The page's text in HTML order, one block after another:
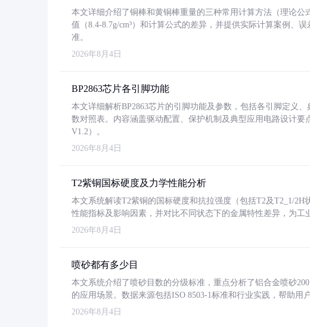
本文详细介绍了铜棒和黄铜棒重量的三种常用计算方法（理论
值（8.4-8.7g/cm³）和计算公式的差异，并提供实际计算案例、
准。
2026年8月4日
BP2863芯片各引脚功能
本文详细解析BP2863芯片的引脚功能及参数，包括各引脚定义
数对照表。内容涵盖驱动配置、保护机制及典型应用电路设计
V1.2）。
2026年8月4日
T2紫铜国标硬度及力学性能分析
本文系统解读T2紫铜的国标硬度和抗拉强度（包括T2及T2_1/2H
性能指标及影响因素，并对比不同状态下的金属特性差异，为工
2026年8月4日
喷砂都有多少目
本文系统介绍了喷砂目数的分级标准，重点分析了铝合金喷砂
的应用场景。数据来源包括ISO 8503-1标准和行业实践，帮助用
2026年8月4日